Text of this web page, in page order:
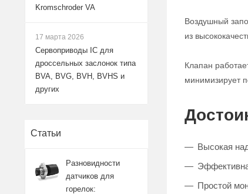
Воздушный
из
Клапан
минимизирует
Высокая
Простой
Kromschroder VA
17 марта 2026
Сервоприводы IC для
дроссельных заслонок типа
BVA, BVG, BVH, BVHS и
других
Статьи
Разновидности
датчиков для
горелок: